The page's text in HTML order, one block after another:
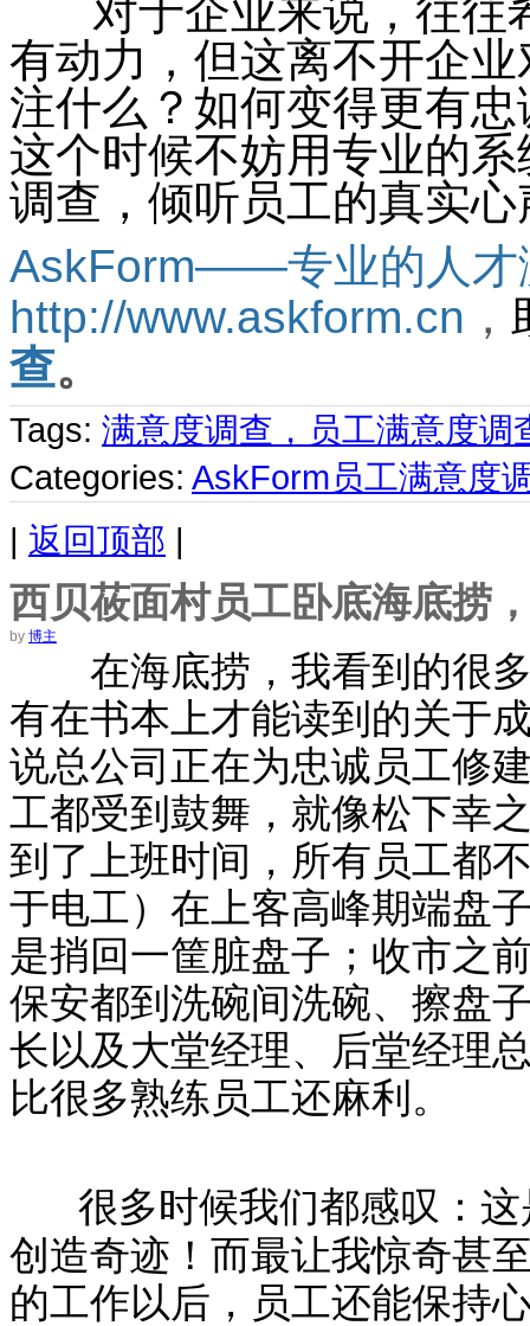
对于企业来说，往往
有动力，但这离不开企
注什么？如何变得更有
这个时候不妨用专业的
调查，倾听员工的真实心
AskForm——专业的人才
http://www.askform.cn ，
查。
Tags: 满意度调查，员工满意度调
Categories: AskForm员工满意度
| 返回顶部 |
西贝莜面村员工卧底海底捞
by 博主
在海底捞，我看到的很多
有在书本上才能读到的关于
说总公司正在为忠诚员工修
工都受到鼓舞，就像松下幸
到了上班时间，所有员工都
于电工）在上客高峰期端盘
是捎回一筐脏盘子；收市之
保安都到洗碗间洗碗、擦盘
长以及大堂经理、后堂经理
比很多熟练员工还麻利。
很多时候我们都感叹：
创造奇迹！而最让我惊奇甚
的工作以后，员工还能保持